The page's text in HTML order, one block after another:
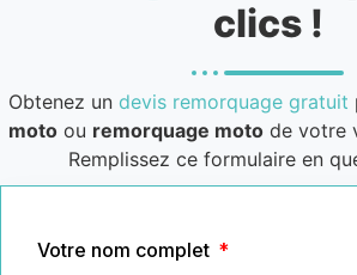
clics !
Obtenez un devis remorquage gratuit
moto ou remorquage moto de votre
Remplissez ce formulaire en
Votre nom complet